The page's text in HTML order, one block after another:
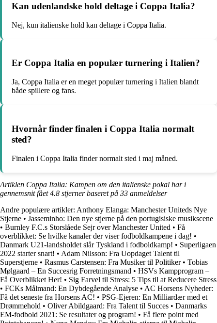
Kan udenlandske hold deltage i Coppa Italia?
Nej, kun italienske hold kan deltage i Coppa Italia.
Er Coppa Italia en populær turnering i Italien?
Ja, Coppa Italia er en meget populær turnering i Italien blandt
både spillere og fans.
Hvornår finder finalen i Coppa Italia normalt
sted?
Finalen i Coppa Italia finder normalt sted i maj måned.
Artiklen Coppa Italia: Kampen om den italienske pokal har i
gennemsnit fået4.8 stjerner baseret på 33 anmeldelser
Andre populære artikler: Anthony Elanga: Manchester Uniteds Nye
Stjerne • Jasseminho: Den nye stjerne på den portugisiske musikscene
• Burnley F.C.s Storslåede Sejr over Manchester United • Få
overblikket: Se hvilke kanaler der viser fodboldkampene i dag! •
Danmark U21-landsholdet slår Tyskland i fodboldkamp! • Superligaen
2022 starter snart! • Adam Nilsson: Fra Uopdaget Talent til
Superstjerne • Rasmus Carstensen: Fra Musiker til Politiker• Tobias
Mølgaard – En Succesrig Forretningsmand • HSVs Kampprogram –
Få Overblikket Her! • Sig Farvel til Stress: 5 Tips til at Reducere Stress
• FCKs Målmand: En Dybdegående Analyse • AC Horsens Nyheder:
Få det seneste fra Horsens AC! • PSG-Ejeren: En Milliardær med et
Drømmehold • Oliver Abildgaard: Fra Talent til Succes • Danmarks
EM-fodbold 2021: Se resultater og program! • Få flere point med